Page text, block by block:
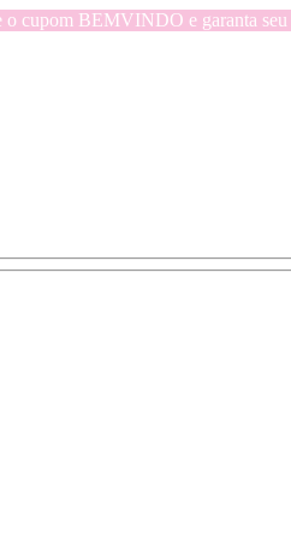
o cupom BEMVINDO e garanta seu